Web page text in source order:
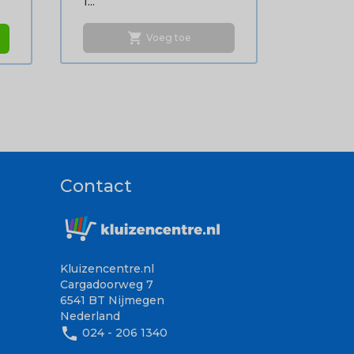
shopping_cart Voeg toe
Contact
Kluizencentre.nl
Cargadoorweg 7
6541 BT Nijmegen
Nederland
phone 024 - 206 1340